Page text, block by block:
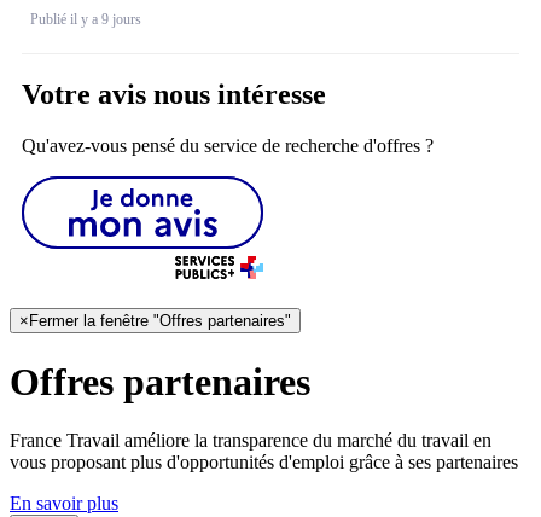
Publié il y a 9 jours
Votre avis nous intéresse
Qu'avez-vous pensé du service de recherche d'offres ?
× Fermer la fenêtre "Offres partenaires"
Offres partenaires
France Travail améliore la transparence du marché du travail en
vous proposant plus d'opportunités d'emploi grâce à ses partenaires
En savoir plus